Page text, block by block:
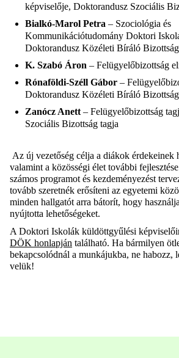
képviselője, Doktorandusz Szociális
Bialkó-Marol Petra – Szociológia és
Kommunikációtudomány Doktori
Doktorandusz Közéleti Bíráló
K. Szabó Áron – Felügyelőbizottság
Rónaföldi-Széll Gábor –
Doktorandusz Közéleti Bíráló
Zanócz Anett – Felügyelőbizottság
Szociális Bizottság tagja
Az új vezetőség célja a diákok érdekeinek
valamint a közösségi élet további
számos programot és kezdeményezést
tovább szeretnék erősíteni az egyetemi
minden hallgatót arra bátorít, hogy
nyújtotta lehetőségeket.
A Doktori Iskolák küldöttgyűlési
DÖK honlapján található. Ha bármilyen
bekapcsolódnál a munkájukba, ne habozz,
velük!